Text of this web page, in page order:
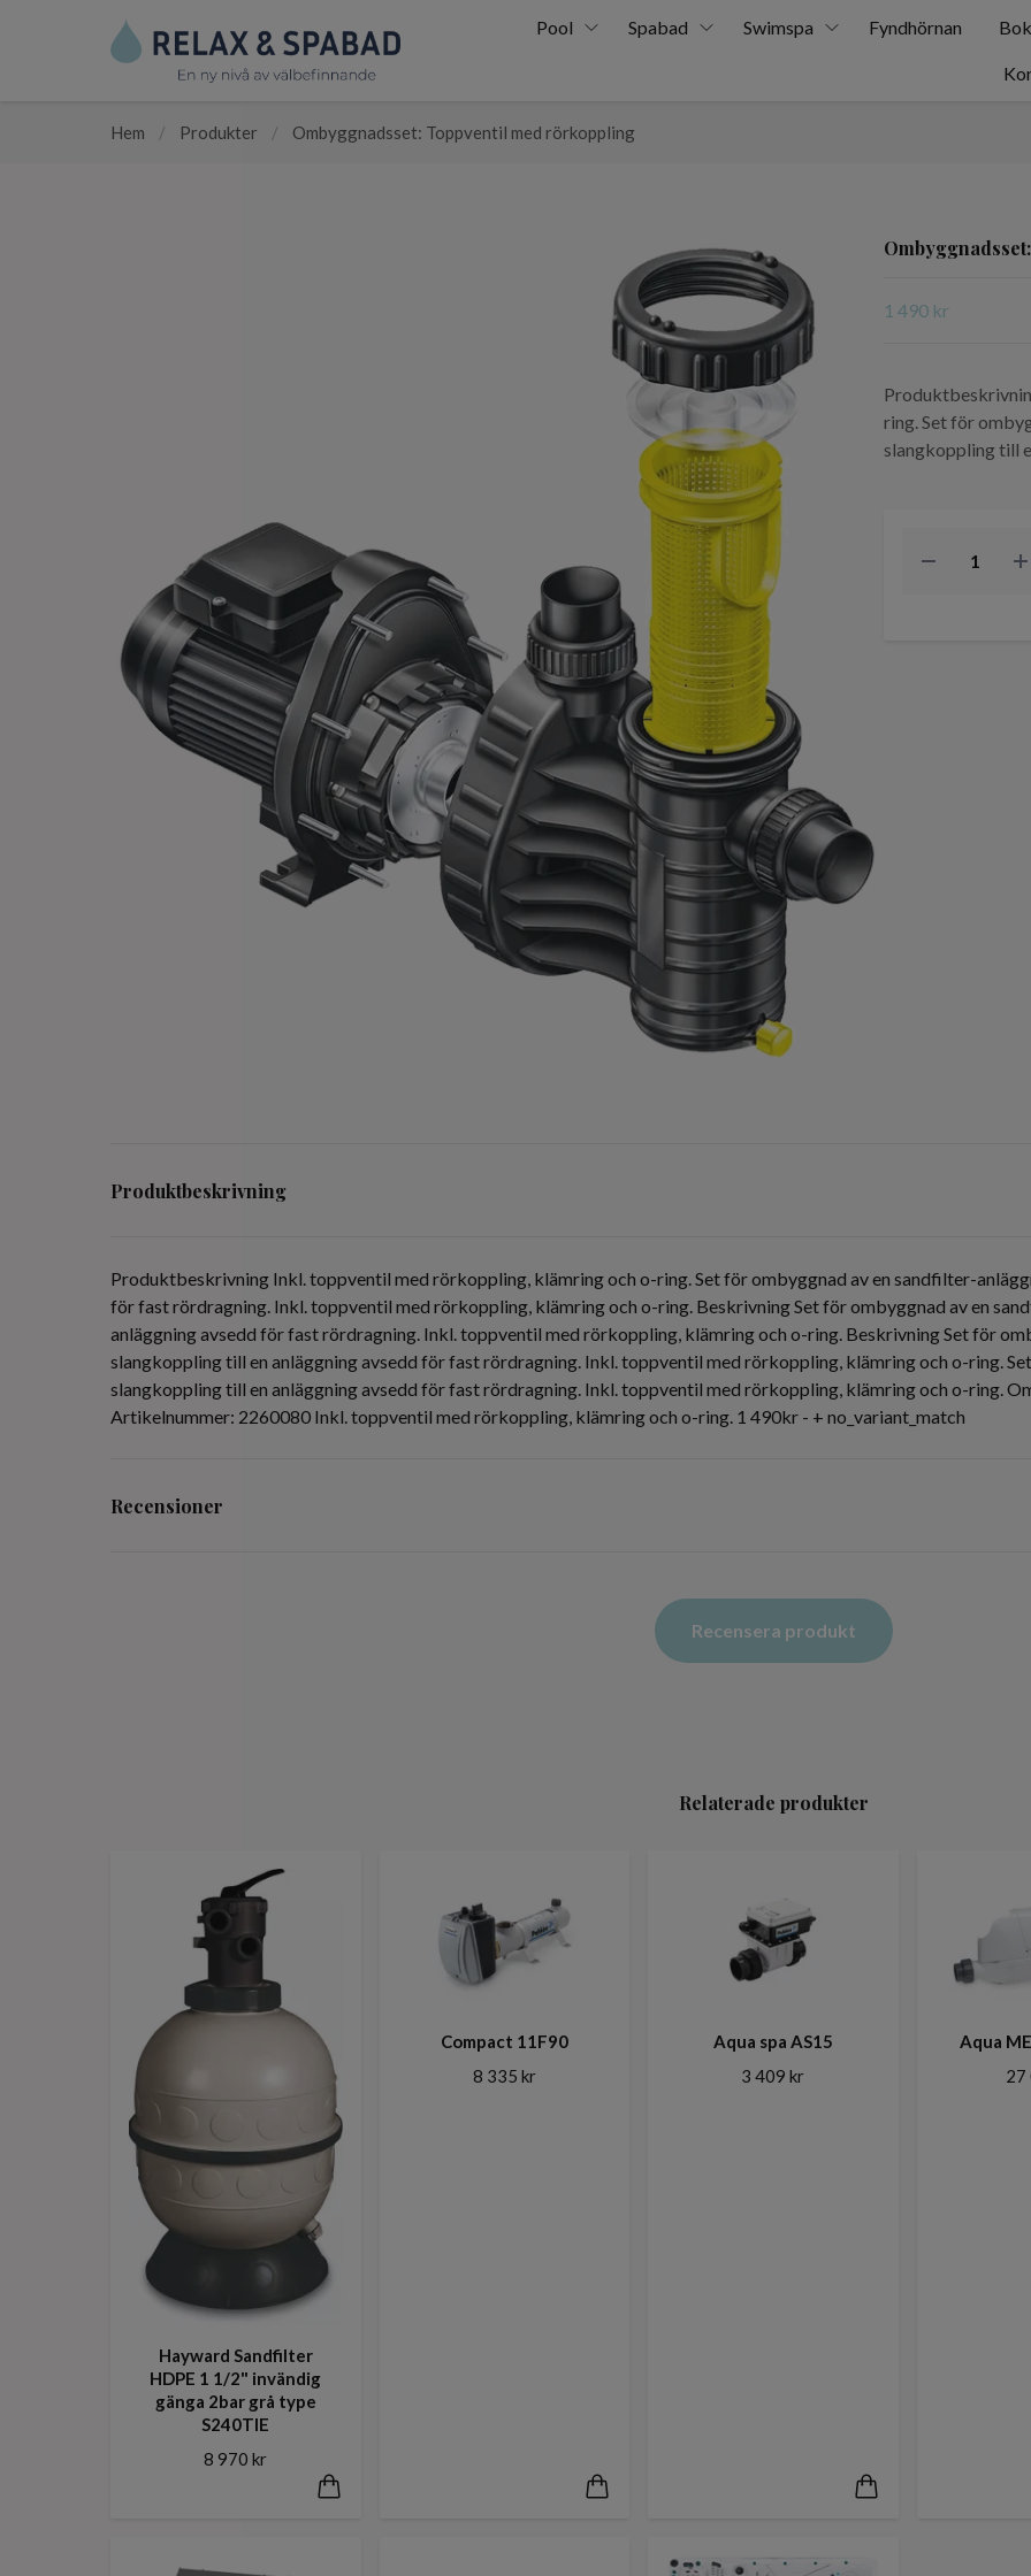
Pool Spabad Swimspa Fyndhörnan
Hem / Produkter / Ombyggnadsset: Toppventil med rörkoppling
1 490 kr
ring. Set för
slangkoppling till
Produktbeskrivning
Produktbeskrivning Inkl. toppventil med rörkoppling, klämring och o-ring. Set för ombyggnad av en sandfilter-
för fast rördragning. Inkl. toppventil med rörkoppling, klämring och o-ring. Beskrivning Set för ombyggnad av en
anläggning avsedd för fast rördragning. Inkl. toppventil med rörkoppling, klämring och o-ring. Beskrivning Set för
slangkoppling till en anläggning avsedd för fast rördragning. Inkl. toppventil med rörkoppling, klämring och o-ring.
slangkoppling till en anläggning avsedd för fast rördragning. Inkl. toppventil med rörkoppling, klämring och o-ring.
Artikelnummer: 2260080 Inkl. toppventil med rörkoppling, klämring och o-ring. 1 490kr - + no_variant_match
Recensioner
Recensera produkt
Relaterade produkter
Hayward Sandfilter
HDPE 1 1/2" invändig
gänga 2bar grå type
S240TIE
8 970 kr
Compact 11F90
8 335 kr
Aqua spa AS15
3 409 kr
Aqua
27